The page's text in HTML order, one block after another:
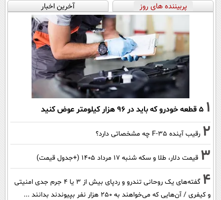
پربیننده های روز آخرین اخبار
1 ۵ قطعه خودرو که باید در ۹۶ هزار کیلومتر عوض کنید
2 رقیب آینده F-35 چه مشخصاتی دارد؟
3 قیمت دلار، طلا و سکه شنبه ۱۷ مرداد ۱۴۰۵ (+جدول قیمت)
4
گفته‌های یک روحانی تندرو و ردپای بیش از ۳ یا ۴ جرم جدی امنیتی
و کیفری / آن‌هایی که می‌خواهند به ۲۵۰ هزار نفر بپیوندند بدانند ...